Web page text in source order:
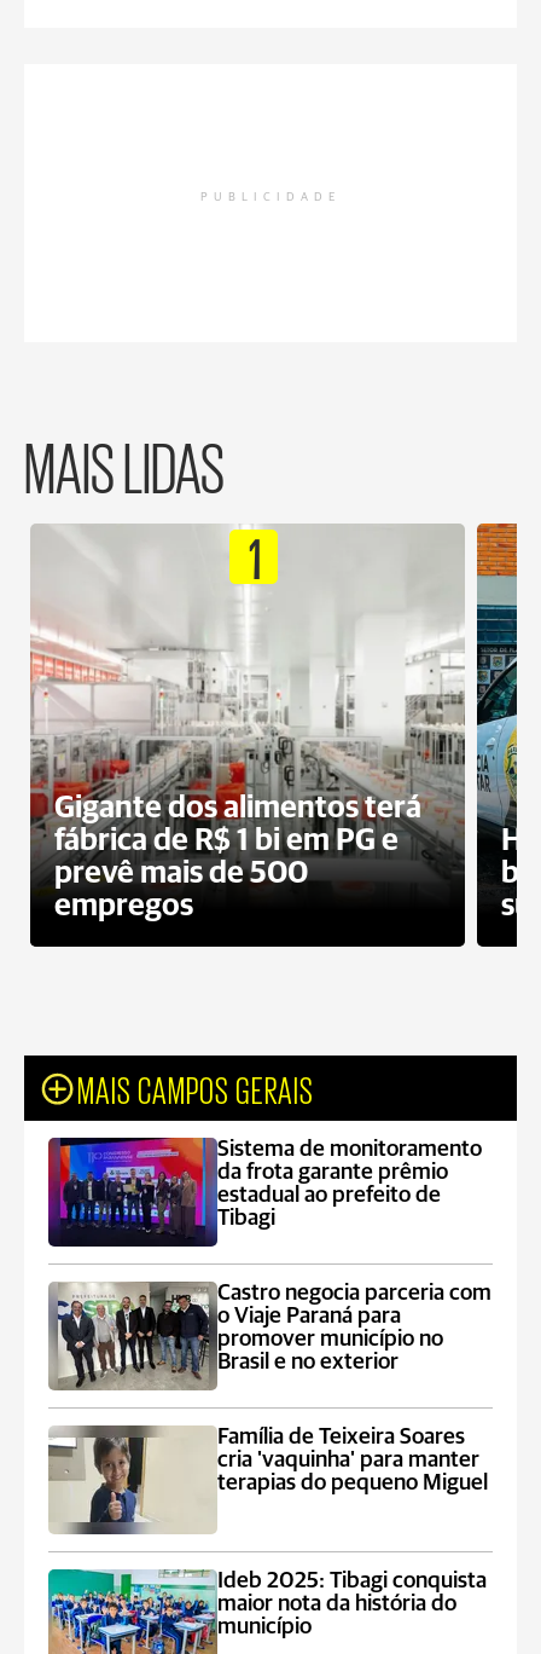
PUBLICIDADE
MAIS LIDAS
1
Gigante dos alimentos terá
fábrica de R$ 1 bi em PG e
prevê mais de 500
empregos
MAIS CAMPOS GERAIS
Sistema de monitoramento
da frota garante prêmio
estadual ao prefeito de
Tibagi
Castro negocia parceria com
o Viaje Paraná para
promover município no
Brasil e no exterior
Família de Teixeira Soares
cria 'vaquinha' para manter
terapias do pequeno Miguel
Ideb 2025: Tibagi conquista
maior nota da história do
município